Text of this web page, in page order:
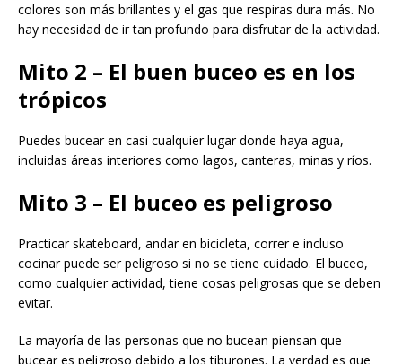
colores son más brillantes y el gas que respiras dura más. No
hay necesidad de ir tan profundo para disfrutar de la actividad.
Mito 2 – El buen buceo es en los
trópicos
Puedes bucear en casi cualquier lugar donde haya agua,
incluidas áreas interiores como lagos, canteras, minas y ríos.
Mito 3 – El buceo es peligroso
Practicar skateboard, andar en bicicleta, correr e incluso
cocinar puede ser peligroso si no se tiene cuidado. El buceo,
como cualquier actividad, tiene cosas peligrosas que se deben
evitar.
La mayoría de las personas que no bucean piensan que
bucear es peligroso debido a los tiburones. La verdad es que